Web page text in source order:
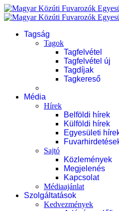
Tagság
Tagok
Tagfelvétel
Tagfelvétel új
Tagdíjak
Tagkereső
Média
Hírek
Belföldi hírek
Külföldi hírek
Egyesületi
Sajtó
Közlemények
Megjelenés
Kapcsolat
Médiaajánlat
Szolgáltatások
Kedvezmények